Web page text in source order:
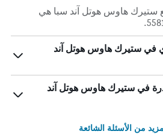
ستيرك هاوس هوتل آند سبا هي
في ستيرك هاوس هوتل آند
في ستيرك هاوس هوتل آند
من الأسئلة الشائعة